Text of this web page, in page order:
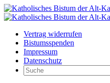
Vertrag widerrufen
Bistumsspenden
Impressum
Datenschutz